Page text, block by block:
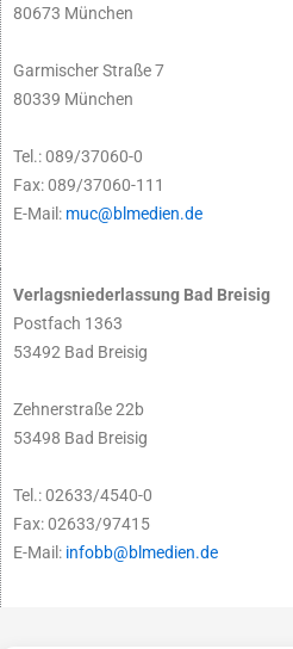
80673 München
Garmischer Straße 7
80339 München
Tel.: 089/37060-0
Fax: 089/37060-111
E-Mail: muc@blmedien.de
Verlagsniederlassung Bad Breisig
Postfach 1363
53492 Bad Breisig
Zehnerstraße 22b
53498 Bad Breisig
Tel.: 02633/4540-0
Fax: 02633/97415
E-Mail: infobb@blmedien.de